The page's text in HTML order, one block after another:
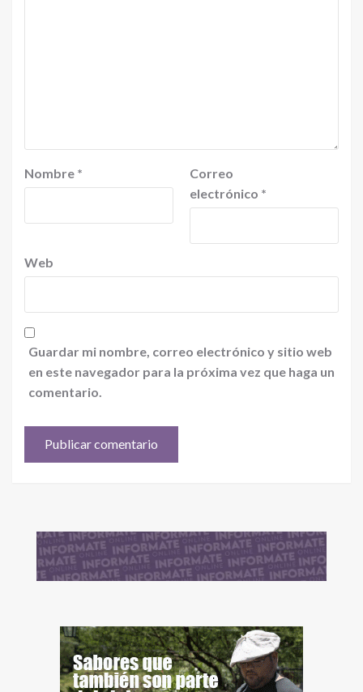
Nombre *
Correo
electrónico *
Web
Guardar mi nombre, correo electrónico y sitio web
en este navegador para la próxima vez que haga un
comentario.